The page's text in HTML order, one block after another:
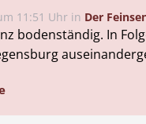
11:51 Uhr in Der
bodenständig. In